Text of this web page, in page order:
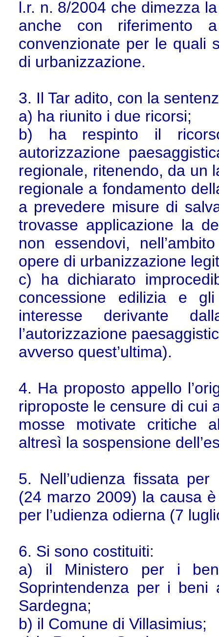
l.r. n. 8/2004 che dimezza
anche con riferimento
convenzionate per le quali
di urbanizzazione.
3. Il Tar adito, con la
a) ha riunito i due ricorsi;
b) ha respinto il
autorizzazione
regionale, ritenendo, da un
regionale a fondamento
a prevedere misure di
trovasse applicazione la
non essendovi,
opere di urbanizzazione
c) ha dichiarato
concessione edilizia e
interesse derivante
l’autorizzazione
avverso quest’ultima).
4. Ha proposto appello
riproposte le censure di cui
mosse motivate critiche
altresì la sospensione
5. Nell’udienza fissata
(24 marzo 2009) la causa
per l’udienza odierna (7
6. Si sono costituiti:
a) il Ministero per i
Soprintendenza per i beni
Sardegna;
b) il Comune di Villasimius;